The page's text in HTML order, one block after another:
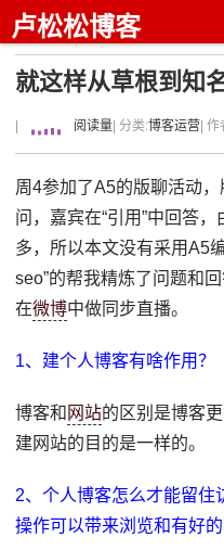
卢松松博客
就这样从草根到知
阅读量 | 分类:博客运营 |
周4参加了A5的版聊活动
问，嘉宾在“引用”中回答
多，所以本文没有采用A5
seo”的帮我精炼了问题和
在微博中做同步直播。
1、建个人博客有啥作用？
博客和 网站的区别是博客
建网站的目的是一样的。
2、个人博客怎么才能留住
操作可以带来浏览和有好的